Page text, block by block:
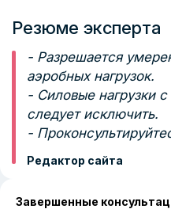
Резюме эксперта
- Разрешается
аэробных нагрузок.
- Силовые нагрузки
следует исключить.
-
Редактор сайта
Завершенные